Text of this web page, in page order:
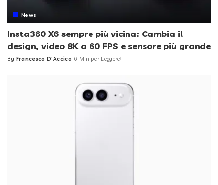
News
Insta360 X6 sempre più vicina: Cambia il
design, video 8K a 60 FPS e sensore più grande
Posted
By Francesco D'Accico 6 Min per Leggere